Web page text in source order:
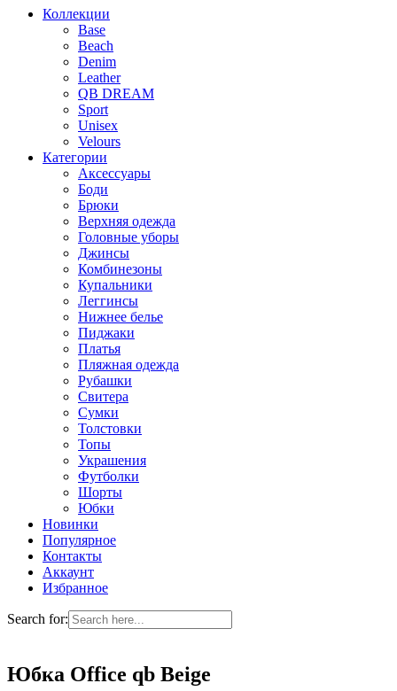
Коллекции
Base
Beach
Denim
Leather
QB DREAM
Sport
Unisex
Velours
Категории
Аксессуары
Боди
Брюки
Верхняя одежда
Головные уборы
Джинсы
Комбинезоны
Купальники
Леггинсы
Нижнее белье
Пиджаки
Платья
Пляжная одежда
Рубашки
Свитера
Сумки
Толстовки
Топы
Украшения
Футболки
Шорты
Юбки
Новинки
Популярное
Контакты
Аккаунт
Избранное
Search for:
Юбка Office qb Beige